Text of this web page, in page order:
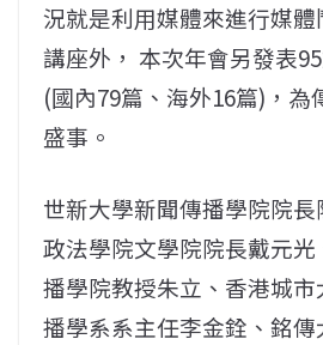
況就是利用媒體來進行媒
講座外， 本次年會另發表
(國內79篇、海外16篇)，為
盛事。
世新大學新聞傳播學院院
政法學院文學院院長戴元
播學院教授朱立、香港城
播學系系主任李金銓、銘